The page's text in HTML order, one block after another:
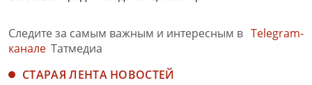
Следите за самым важным и интересным в Telegram-
канале Татмедиа
СТАРАЯ ЛЕНТА НОВОСТЕЙ